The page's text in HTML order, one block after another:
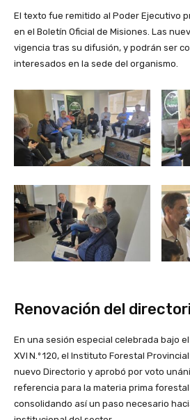
El texto fue remitido al Poder Ejecutivo
en el Boletín Oficial de Misiones. Las
vigencia tras su difusión, y podrán ser
interesados en la sede del organismo.
Renovación del
En una sesión especial celebrada bajo
XVI N.º 120, el Instituto Forestal
nuevo Directorio y aprobó por voto
referencia para la materia prima forestal
consolidando así un paso necesario